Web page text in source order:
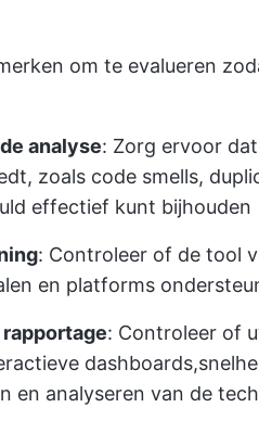
om te evalueren
analyse: Zorg ervoor
zoals code smells,
effectief kunt bijhouden
: Controleer of de tool
en platforms
: Controleer of
dashboards,
en analyseren van de